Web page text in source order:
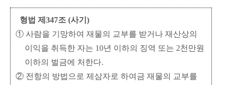
형법 제347조 (사기)
① 사람을 기망하여 재물의 교부를 받거나 재산상의
이익을 취득한 자는 10년 이하의 징역 또는 2천만원
이하의 벌금에 처한다.
② 전항의 방법으로 제삼자로 하여금 재물의 교부를